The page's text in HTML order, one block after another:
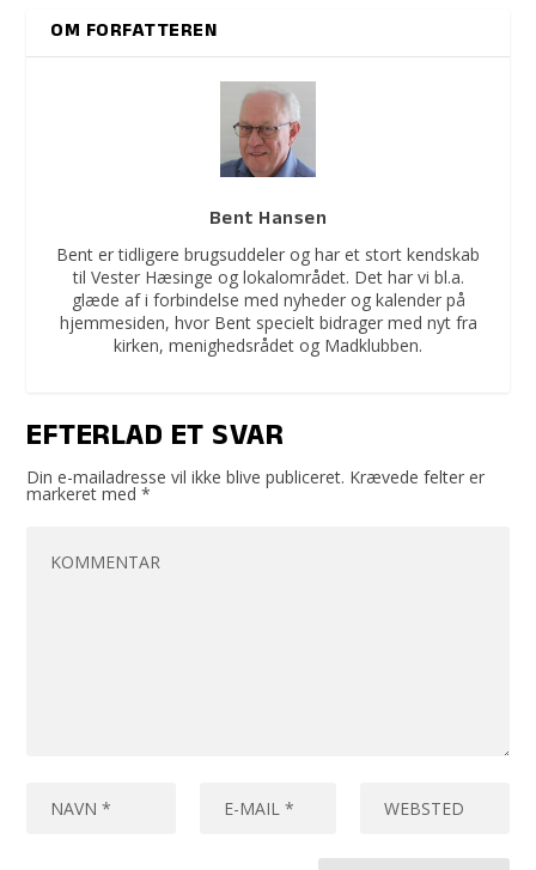
OM FORFATTEREN
Bent Hansen
Bent er tidligere brugsuddeler og har et stort kendskab
til Vester Hæsinge og lokalområdet. Det har vi bl.a.
glæde af i forbindelse med nyheder og kalender på
hjemmesiden, hvor Bent specielt bidrager med nyt fra
kirken, menighedsrådet og Madklubben.
EFTERLAD ET SVAR
Din e-mailadresse vil ikke blive publiceret. Krævede felter er
markeret med*